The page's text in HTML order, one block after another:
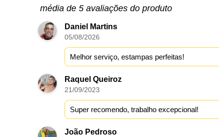
média de 5 avaliações do produto
Daniel Martins
05/08/2026
Melhor serviço, estampas perfeitas!
Raquel Queiroz
21/09/2023
Super recomendo, trabalho excepcional!
João Pedroso